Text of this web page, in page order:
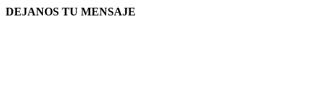
DEJANOS TU MENSAJE